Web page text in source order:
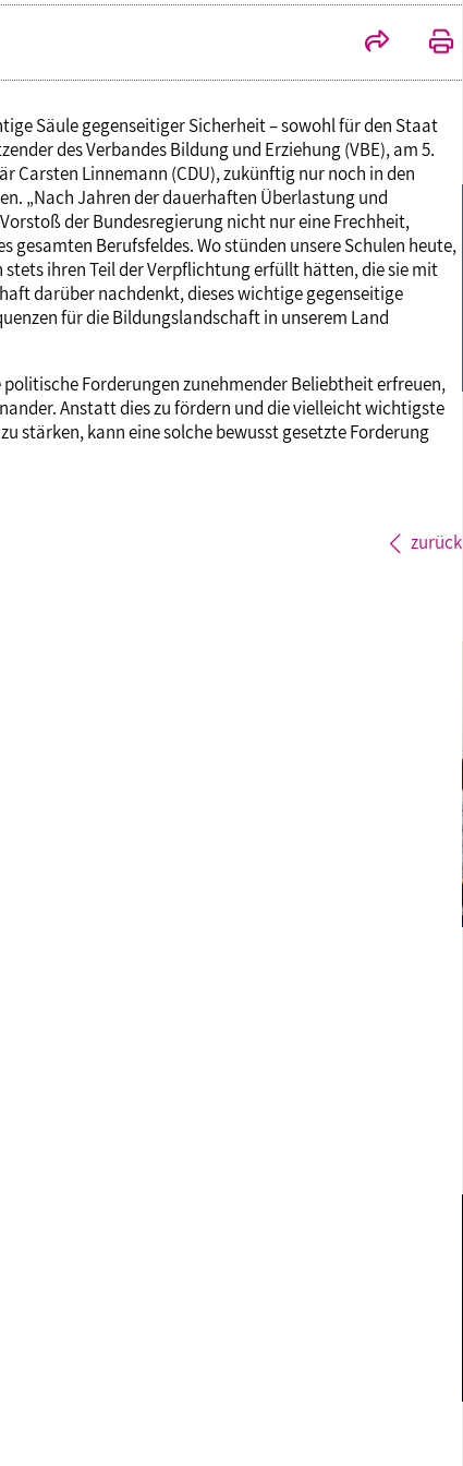
Ideencampus
Parlamentarisches Sommerfest
Verlag
Säule gegenseitiger Sicherheit – sowohl für den Staat
des Verbandes Bildung und Erziehung (VBE), am 5.
Carsten Linnemann (CDU), zukünftig nur noch in den
„Nach Jahren der dauerhaften Überlastung und
der Bundesregierung nicht nur eine Frechheit,
Berufsfeldes. Wo stünden unsere Schulen heute,
ihren Teil der Verpflichtung erfüllt hätten, die sie mit
darüber nachdenkt, dieses wichtige gegenseitige
für die Bildungslandschaft in unserem Land
Forderungen zunehmender Beliebtheit erfreuen,
Anstatt dies zu fördern und die vielleicht wichtigste
stärken, kann eine solche bewusst gesetzte Forderung
zurück